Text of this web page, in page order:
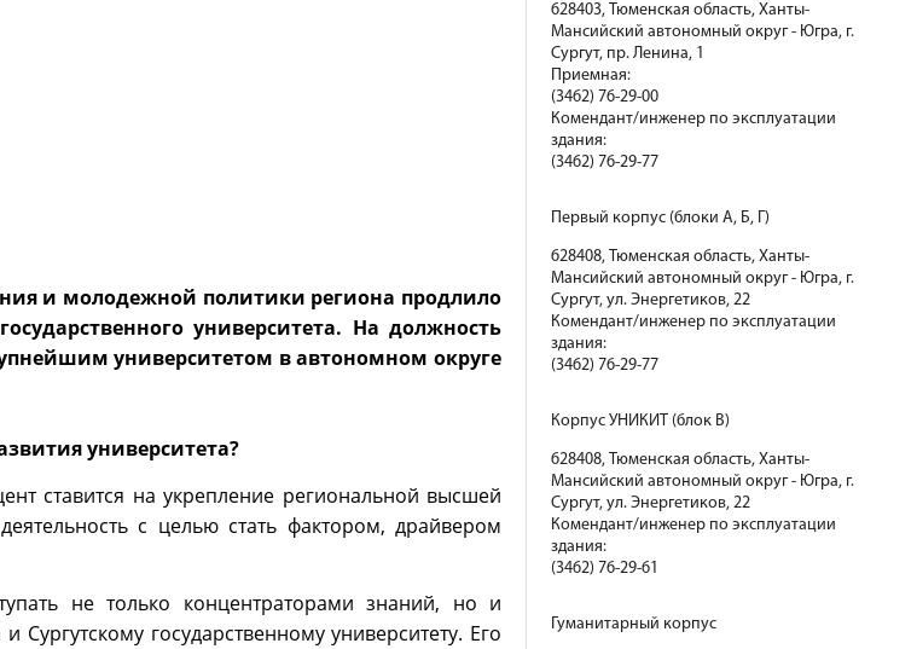
и молодежной политики региона продлило
университета. На должность
университетом в автономном округе
университета?
ставится на укрепление региональной высшей
с целью стать фактором, драйвером
не только концентраторами знаний, но и
государственному университету. Его
628403, Тюменская область, Ханты-
Мансийский автономный округ - Югра, г.
Сургут, пр. Ленина, 1
Приемная:
(3462) 76-29-00
Комендант/инженер по эксплуатации
здания:
(3462) 76-29-77
Первый корпус (блоки А, Б, Г)
628408, Тюменская область, Ханты-
Мансийский автономный округ - Югра, г.
Сургут, ул. Энергетиков, 22
Комендант/инженер по эксплуатации
здания:
(3462) 76-29-77
Корпус УНИКИТ (блок В)
628408, Тюменская область, Ханты-
Мансийский автономный округ - Югра, г.
Сургут, ул. Энергетиков, 22
Комендант/инженер по эксплуатации
здания:
(3462) 76-29-61
Гуманитарный корпус